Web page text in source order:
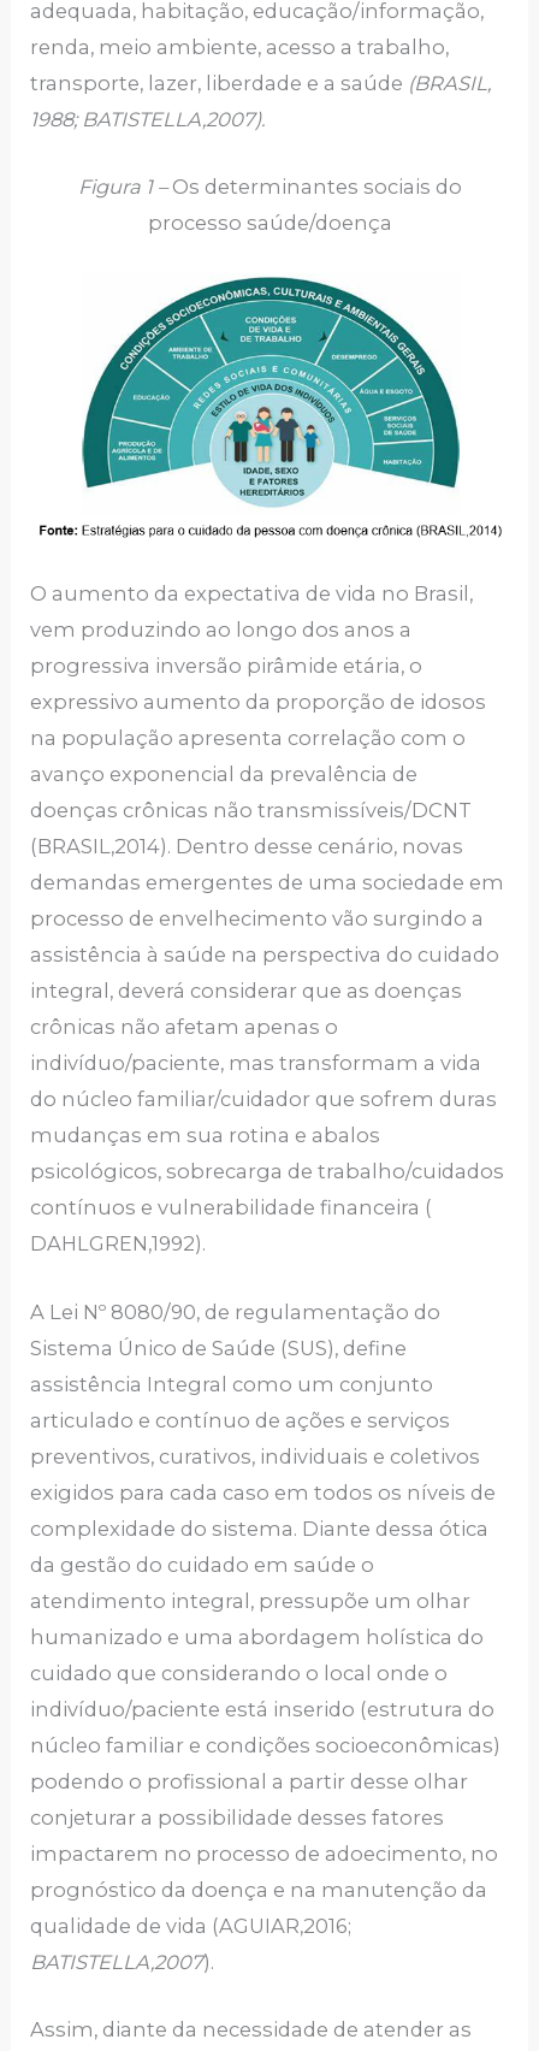
adequada, habitação, educação/informação,
renda, meio ambiente, acesso a trabalho,
transporte, lazer, liberdade e a saúde (BRASIL,
1988; BATISTELLA,2007).
Figura 1 –Os determinantes sociais do
processo saúde/doença
O aumento da expectativa de vida no Brasil,
vem produzindo ao longo dos anos a
progressiva inversão pirâmide etária, o
expressivo aumento da proporção de idosos
na população apresenta correlação com o
avanço exponencial da prevalência de
doenças crônicas não transmissíveis/DCNT
(BRASIL,2014). Dentro desse cenário, novas
demandas emergentes de uma sociedade em
processo de envelhecimento vão surgindo a
assistência à saúde na perspectiva do cuidado
integral, deverá considerar que as doenças
crônicas não afetam apenas o
indivíduo/paciente, mas transformam a vida
do núcleo familiar/cuidador que sofrem duras
mudanças em sua rotina e abalos
psicológicos, sobrecarga de trabalho/cuidados
contínuos e vulnerabilidade financeira (
DAHLGREN,1992).
A Lei Nº 8080/90, de regulamentação do
Sistema Único de Saúde (SUS), define
assistência Integral como um conjunto
articulado e contínuo de ações e serviços
preventivos, curativos, individuais e coletivos
exigidos para cada caso em todos os níveis de
complexidade do sistema. Diante dessa ótica
da gestão do cuidado em saúde o
atendimento integral, pressupõe um olhar
humanizado e uma abordagem holística do
cuidado que considerando o local onde o
indivíduo/paciente está inserido (estrutura do
núcleo familiar e condições socioeconômicas)
podendo o profissional a partir desse olhar
conjeturar a possibilidade desses fatores
impactarem no processo de adoecimento, no
prognóstico da doença e na manutenção da
qualidade de vida (AGUIAR,2016;
BATISTELLA,2007).
Assim, diante da necessidade de atender as